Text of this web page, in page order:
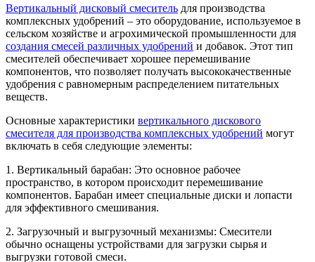
Вертикальный дисковый смеситель для производства
комплексных удобрений – это оборудование, используемое в
сельском хозяйстве и агрохимической промышленности для
создания смесей различных удобрений и добавок. Этот тип
смесителей обеспечивает хорошее перемешивание
компонентов, что позволяет получать высококачественные
удобрения с равномерным распределением питательных
веществ.
Основные характеристики вертикального дискового
смесителя для производства комплексных удобрений могут
включать в себя следующие элементы:
1. Вертикальный барабан: Это основное рабочее
пространство, в котором происходит перемешивание
компонентов. Барабан имеет специальные диски и лопасти
для эффективного смешивания.
2. Загрузочный и выгрузочный механизмы: Смесители
обычно оснащены устройствами для загрузки сырья и
выгрузки готовой смеси.